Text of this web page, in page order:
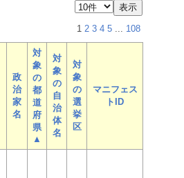
1 2 3 4 5 ... 108
政
治
家
名
対
象
の
都
道
府
県
▲
対
象
の
自
治
体
名
対
象
の
選
挙
区
マニフェス
トID